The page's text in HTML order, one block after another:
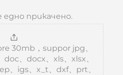
прикачено.
30mb，suppor jpg、
、docx、xls、xlsx、
、igs、x_t、dxf、prt、